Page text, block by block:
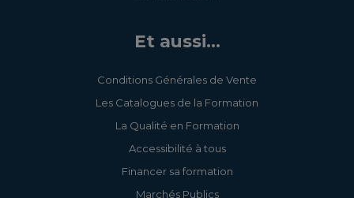
Et aussi...
Conditions Générales de Vente
Les Catalogues de la Formation
La Qualité en Formation
Accessibilité à tous
Financer sa formation
Marchés Publics